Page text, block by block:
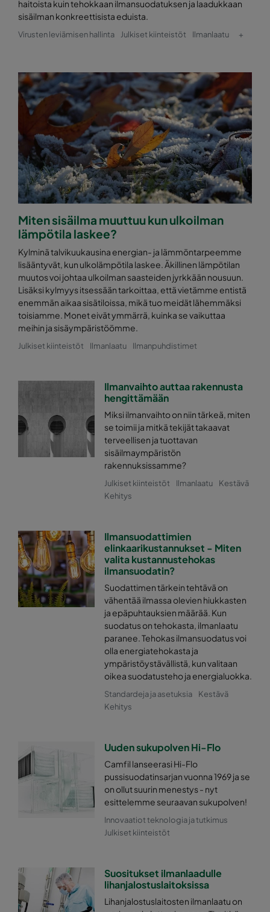
0170 592x592x640-10 ePM1 70%
0170 490x592x640-8 ePM1 70%
0170 287x592x640-5 ePM1 70%
0170 592x490x640-10 ePM1 70%
0170 490x490x640-8 ePM1 70%
0170 287x490x640-5 ePM1 70%
0170 592x287x640-10 ePM1 70%
0170 287x287x640-5 ePM1 70%
0170 592x592x520-10 ePM1 70%
0170 490x592x520-8 ePM1 70%
0170 287x592x520-5 ePM1 70%
0170 592x490x520-10 ePM1 70%
0170 490x490x520-8 ePM1 70%
0170 592x287x520-10 ePM1 70%
0170 287x287x520-5 ePM1 70%
0170 592x592x370-10 ePM1 70%
0170 490x592x370-8 ePM1 70%
0170 287x592x370-5 ePM1 70%
0170 287x287x370-5
0170 592x490x370-10 ePM1 70%
0170 490x490x370-8 ePM1 70%
0185 592x592x640-10 ePM1 85%
0185 490x592x640-8 ePM1 85% F9
0185 287x592x640-5 ePM1 85% F9
haitoista kuin tehokkaan ilmansuodatuksen ja laadukkaan
sisäilman konkreettisista eduista.
Virusten leviämisen hallinta Julkiset kiinteistöt Ilmanlaatu +
Miten sisäilma muuttuu kun ulkoilman
lämpötila laskee?
Kylminä talvikuukausina energian- ja lämmöntarpeemme
lisääntyvät, kun ulkolämpötila laskee. Äkillinen lämpötilan
muutos voi johtaa ulkoilman saasteiden jyrkkään nousuun.
Lisäksi kylmyys itsessään tarkoittaa, että vietämme entistä
enemmän aikaa sisätiloissa, mikä tuo meidät lähemmäksi
toisiamme. Monet eivät ymmärrä, kuinka se vaikuttaa
meihin ja sisäympäristöömme.
Julkiset kiinteistöt Ilmanlaatu Ilmanpuhdistimet
Ilmanvaihto auttaa rakennusta
hengittämään
Miksi ilmanvaihto on niin tärkeä, miten
se toimii ja mitkä tekijät takaavat
terveellisen ja tuottavan
sisäilmaympäristön
rakennuksissamme?
Julkiset kiinteistöt Ilmanlaatu
Kestävä
Kehitys
Ilmansuodattimien
elinkaarikustannukset - Miten
valita kustannustehokas
ilmansuodatin?
Suodattimen tärkein tehtävä on
vähentää ilmassa olevien hiukkasten
ja epäpuhtauksien määrää. Kun
suodatus on tehokasta, ilmanlaatu
paranee. Tehokas ilmansuodatus voi
olla energiatehokasta ja
ympäristöystävällistä, kun valitaan
oikea suodatusteho ja energialuokka.
Standardeja ja asetuksia
Kestävä
Kehitys
Uuden sukupolven Hi-Flo
Camfil lanseerasi Hi-Flo
pussisuodatinsarjan vuonna 1969 ja se
on ollut suurin menestys - nyt
esittelemme seuraavan sukupolven!
Innovaatiot teknologia ja tutkimus
Julkiset kiinteistöt
Suositukset ilmanlaadulle
lihanjalostuslaitoksissa
Lihanjalostuslaitosten ilmanlaatu on